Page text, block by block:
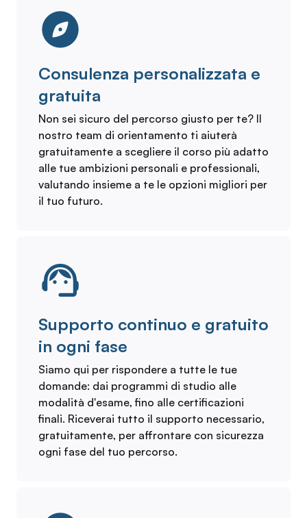
Consulenza personalizzata e
gratuita
Non sei sicuro del percorso giusto per te? Il
nostro team di orientamento ti aiuterà
gratuitamente a scegliere il corso più adatto
alle tue ambizioni personali e professionali,
valutando insieme a te le opzioni migliori per
il tuo futuro.
Supporto continuo e gratuito
in ogni fase
Siamo qui per rispondere a tutte le tue
domande: dai programmi di studio alle
modalità d'esame, fino alle certificazioni
finali. Riceverai tutto il supporto necessario,
gratuitamente, per affrontare con sicurezza
ogni fase del tuo percorso.